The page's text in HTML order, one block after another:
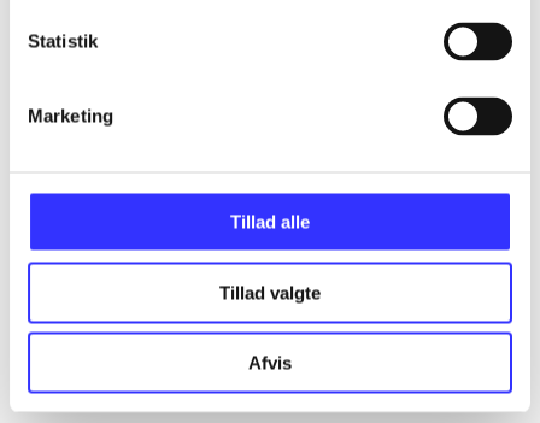
Statistik
Marketing
Tillad alle
Tillad valgte
Afvis
...
Minder om